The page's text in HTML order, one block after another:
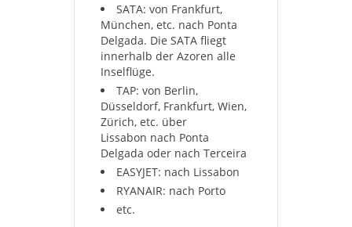
SATA: von Frankfurt,
München, etc. nach Ponta
Delgada. Die SATA fliegt
innerhalb der Azoren alle
Inselflüge.
TAP: von Berlin,
Düsseldorf, Frankfurt, Wien,
Zürich, etc. über
Lissabon nach Ponta
Delgada oder nach Terceira
EASYJET: nach Lissabon
RYANAIR: nach Porto
etc.